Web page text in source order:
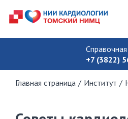
+7 (3822)
Главная страница / Институт /